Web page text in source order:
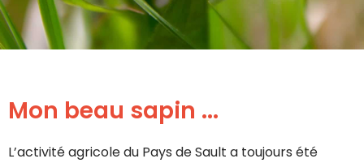
Mon beau sapin ...
L’activité agricole du Pays de Sault a toujours été